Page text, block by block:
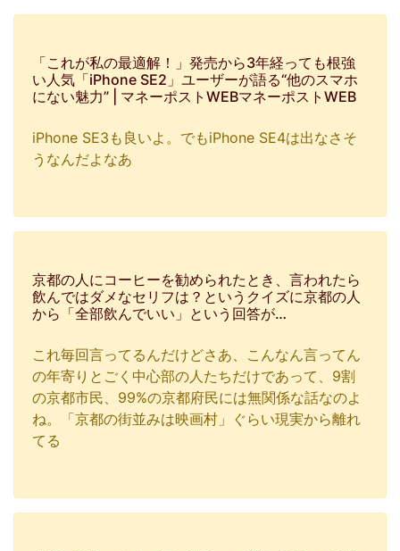
「これが私の最適解！」発売から3年経っても根強
い人気「iPhone SE2」ユーザーが語る“他のスマホ
にない魅力” | マネーポストWEBマネーポストWEB
iPhone SE3も良いよ。でもiPhone SE4は出なさそ
うなんだよなあ
京都の人にコーヒーを勧められたとき、言われたら
飲んではダメなセリフは？というクイズに京都の人
から「全部飲んでいい」という回答が…
これ毎回言ってるんだけどさあ、こんなん言ってん
の年寄りとごく中心部の人たちだけであって、9割
の京都市民、99%の京都府民には無関係な話なのよ
ね。「京都の街並みは映画村」ぐらい現実から離れ
てる